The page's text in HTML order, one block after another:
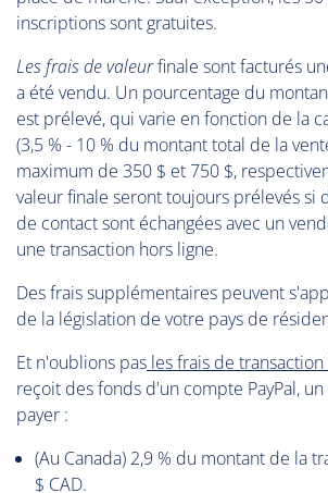
inscriptions sont gratuites.
Les frais de valeurfinale sont facturés
a été vendu. Un pourcentage du
est prélevé, qui varie en fonction de la
(3,5 % - 10 % du montant total de la
maximum de 350 $ et 750 $,
valeur finale seront toujours prélevés si
de contact sont échangées avec un
une transaction hors ligne.
Des frais supplémentaires peuvent
de la législation de votre pays de
Et n'oublions pas les frais de transaction
reçoit des fonds d'un compte PayPal,
payer :
(Au Canada) 2,9 % du montant de la
$ CAD.